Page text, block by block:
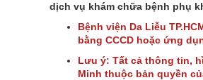
dịch vụ khám chữa bệnh phụ
Bệnh viện Da Liễu
bằng CCCD hoặc ứng
Lưu ý: Tất cả thông tin,
Minh thuộc bản quyền